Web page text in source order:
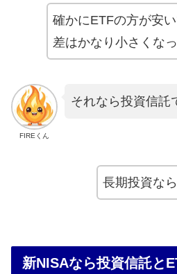
確かにETFの方が安い
差はかなり小さくな
FIREくん
それなら投資信託
長期投資な
新NISAなら投資信託と